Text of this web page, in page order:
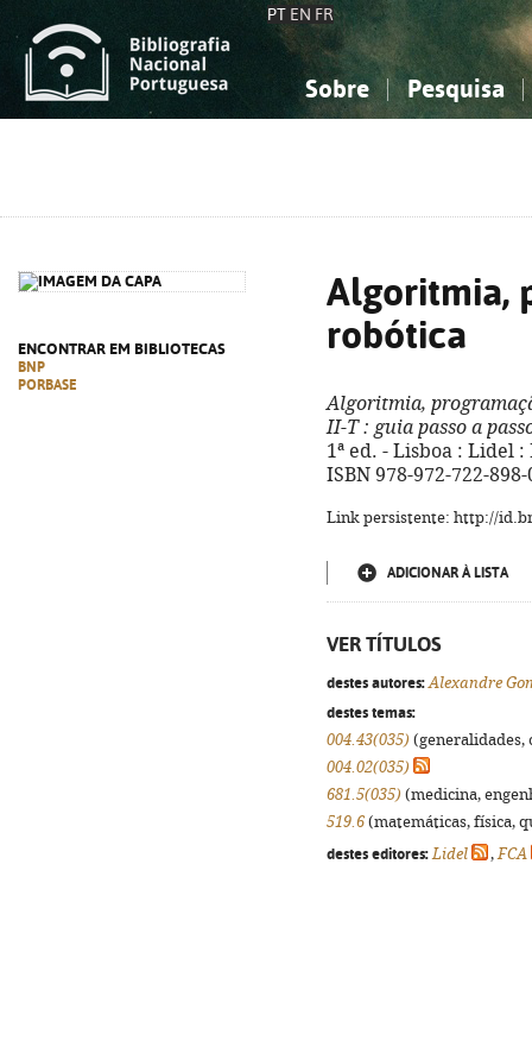
PT EN FR
Sobre Pesquisa
ENCONTRAR EM BIBLIOTECAS
BNP
PORBASE
Algoritmia,
robótica
Algoritmia,
II-T: guia passo a
1ª ed. - Lisboa : Lidel :
ISBN 978-972-722-898-
Link persistente: http://
ADICIONAR À LISTA
VER TÍTULOS
destes autores: Alexandre
destes temas:
004.43(035) (generalidades,
004.02(035)
681.5(035) (medicina,
519.6(matemáticas, física,
destes editores: Lidel ,FCA